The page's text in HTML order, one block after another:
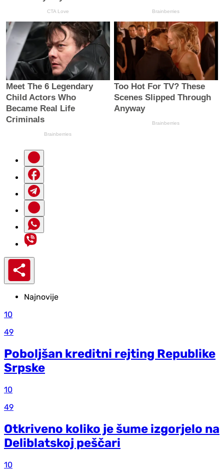
Najnovije
10
49
Poboljšan kreditni rejting Republike
Srpske
10
49
Otkriveno koliko je šume izgorjelo na
Deliblatskoj peščari
10